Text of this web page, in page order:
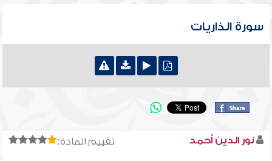
سورة الذاريات
تقييم المادة: نور الدين أحمد